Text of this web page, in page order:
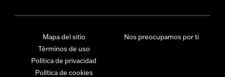
Mapa del sitio
Términos de uso
Política de privacidad
Política de cookies
Nos preocupamos por ti